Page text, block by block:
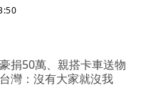
捐50萬、親搭卡車送物
灣：沒有大家就沒我